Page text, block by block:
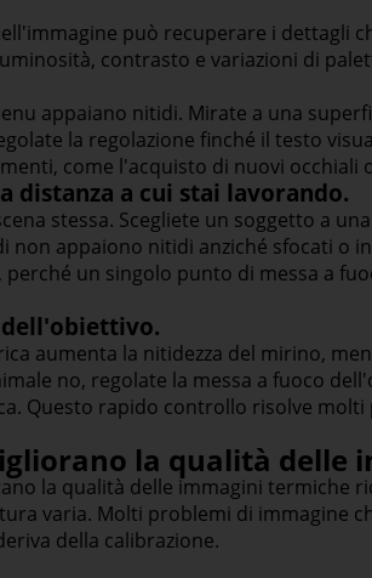
può recuperare i dettagli
contrasto e variazioni di
appaiano nitidi. Mirate a una
la regolazione finché il testo
come l'acquisto di nuovi occhiali
distanza a cui stai lavorando.
stessa. Scegliete un soggetto a
non appaiono nitidi anziché sfocati o
un singolo punto di messa a
dell'obiettivo.
aumenta la nitidezza del mirino,
no, regolate la messa a fuoco
Questo rapido controllo risolve
la qualità delle
la qualità delle immagini termiche
varia. Molti problemi di immagine
della calibrazione.